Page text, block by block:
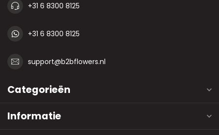
+31 6 8300 8125
+31 6 8300 8125
support@b2bflowers.nl
Categorieën
Informatie